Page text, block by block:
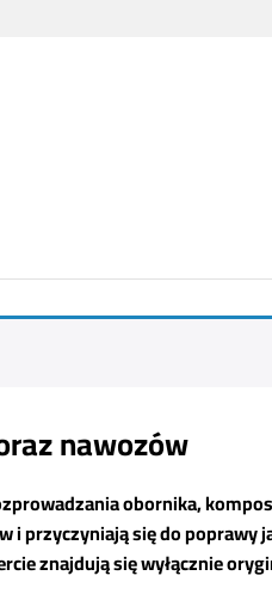
nawozów
obornika,
przyczyniają się do poprawy
znajdują się wyłącznie